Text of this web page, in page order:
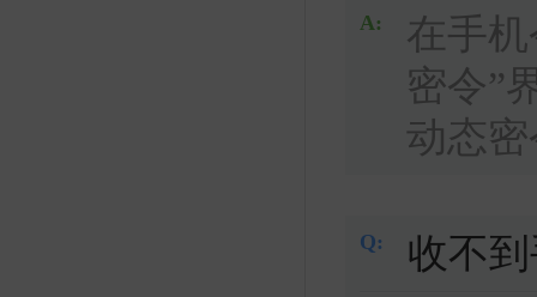
A:
在手
密令”
动态
Q: 收不